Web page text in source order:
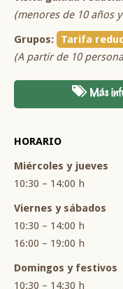
(menores de 10 años
Grupos:
Tarifa
(A partir de 10
Más
HORARIO
Miércoles y jueves
10:30 – 14:00 h
Viernes y sábados
10:30 – 14:00 h
16:00 – 19:00 h
Domingos y festivos
10:30 – 14:30 h